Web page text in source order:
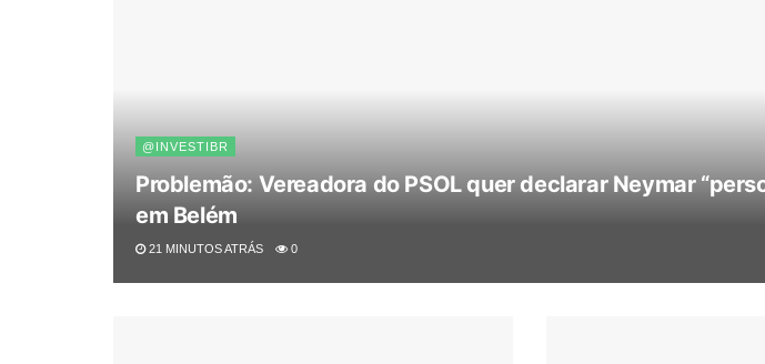
@INVESTIBR
Problemão: Vereadora do PSOL quer declarar Neymar
em Belém
21 MINUTOS ATRÁS 0